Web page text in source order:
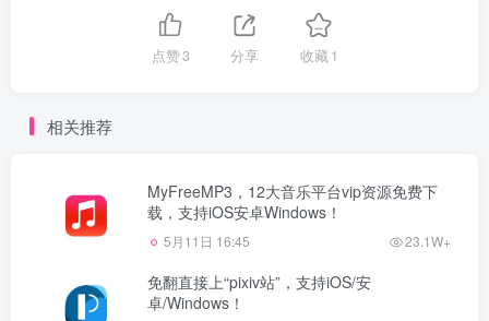
点赞3 分享 收藏1
相关推荐
MyFreeMP3，12大音乐平台vip资源免费下
载，支持iOS安卓Windows！
5月11日 16:45 23.1W+
免翻直接上“pixiv站”，支持iOS/安
卓/Windows！